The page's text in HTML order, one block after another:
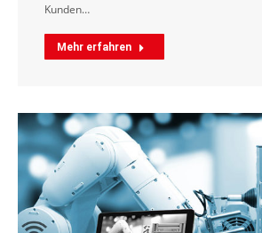
Kunden…
Mehr erfahren